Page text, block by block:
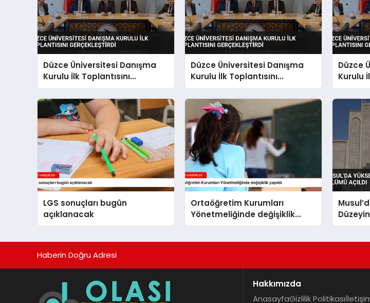
Düzce Üniversitesi Danışma
Kurulu İlk Toplantısını
Gerçekleştirdi
Düzce Üniversitesi Danışma
Kurulu İlk Toplantısını
Gerçekleştirdi
Düzce
Kurulu
LGS sonuçları bugün
açıklanacak
Ortaöğretim Kurumları
Yönetmeliğinde değişiklik
yapıldı
Açıldı
Haberin Doğru Adresi
Hakkımızda
AnasayfaGizlilik Politikası